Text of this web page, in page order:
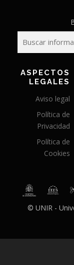
ASPECTOS
LEGALES
Aviso legal
Política de
Privacidad
Política de
Cookies
© UNIR -